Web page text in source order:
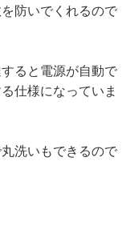
防いでくれるので
ると電源が自動で
仕様になっていま
洗いもできるので